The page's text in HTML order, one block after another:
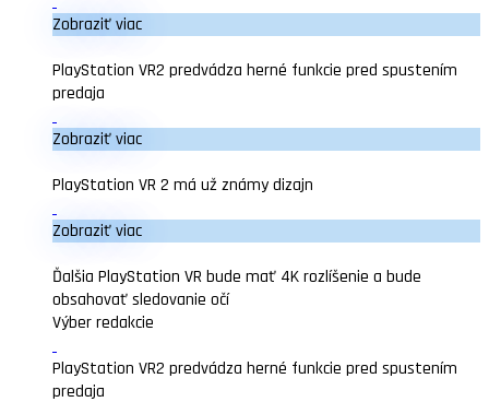
Zobraziť viac
PlayStation VR2 predvádza herné funkcie pred spustením
predaja
Zobraziť viac
PlayStation VR 2 má už známy dizajn
Zobraziť viac
Ďalšia PlayStation VR bude mať 4K rozlíšenie a bude
obsahovať sledovanie očí
Výber redakcie
PlayStation VR2 predvádza herné funkcie pred spustením
predaja